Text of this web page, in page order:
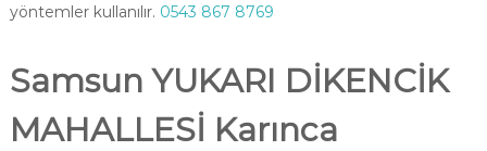
yöntemler kullanılır. 0543 867 8769
Samsun YUKARI DİKENCİK
MAHALLESİ Karınca